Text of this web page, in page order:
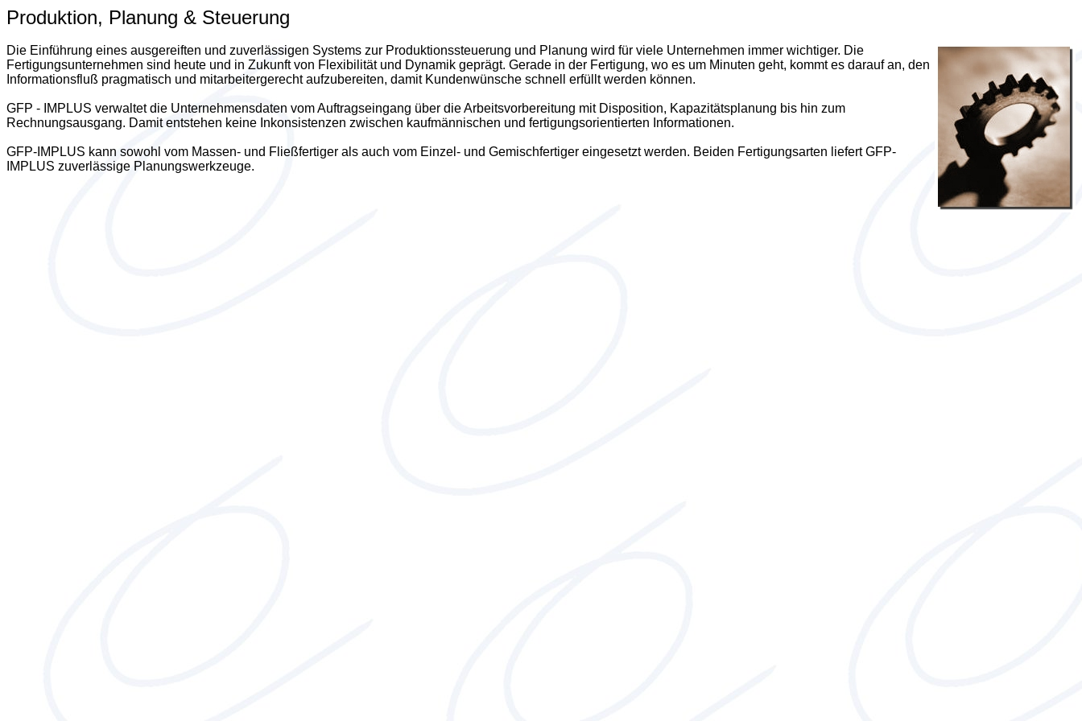
Produktion, Planung & Steuerung
Die Einführung eines ausgereiften und zuverlässigen Systems zur Produktionssteuerung und Planung wird für viele Unternehmen immer wichtiger. Die
Fertigungsunternehmen sind heute und in Zukunft von Flexibilität und Dynamik geprägt. Gerade in der Fertigung, wo es um Minuten geht, kommt es darauf an, den
Informationsfluß pragmatisch und mitarbeitergerecht aufzubereiten, damit Kundenwünsche schnell erfüllt werden können.
GFP - IMPLUS verwaltet die Unternehmensdaten vom Auftragseingang über die Arbeitsvorbereitung mit Disposition, Kapazitätsplanung bis hin zum
Rechnungsausgang. Damit entstehen keine Inkonsistenzen zwischen kaufmännischen und fertigungsorientierten Informationen.
GFP-IMPLUS kann sowohl vom Massen- und Fließfertiger als auch vom Einzel- und Gemischfertiger eingesetzt werden. Beiden Fertigungsarten liefert GFP-
IMPLUS zuverlässige Planungswerkzeuge.